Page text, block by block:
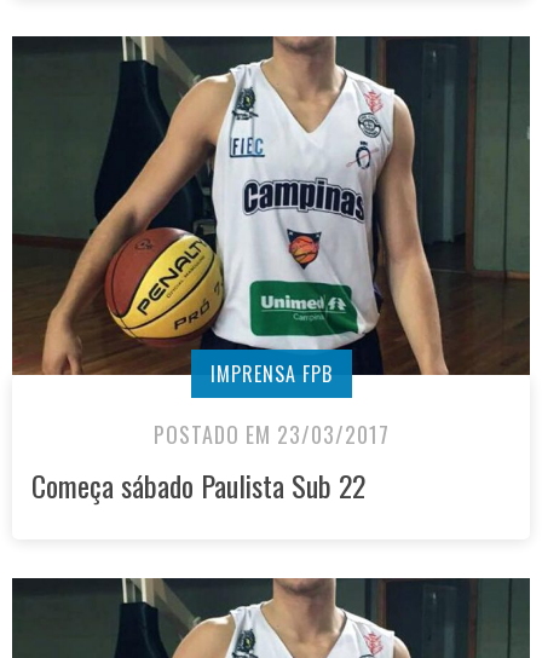
IMPRENSA FPB
POSTADO EM 23/03/2017
Começa sábado Paulista Sub 22